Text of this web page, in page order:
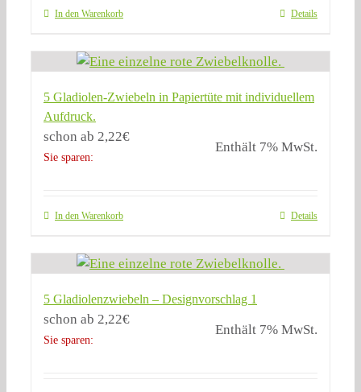
In den Warenkorb Details
5 Gladiolen-Zwiebeln in Papiertüte mit individuellem
Aufdruck.
schon ab 2,22€
Sie sparen:
Enthält 7% MwSt.
In den Warenkorb Details
5 Gladiolenzwiebeln – Designvorschlag 1
schon ab 2,22€
Sie sparen:
Enthält 7% MwSt.